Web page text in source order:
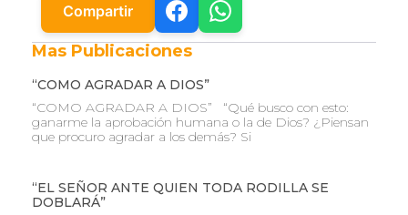
Compartir
Mas Publicaciones
“COMO AGRADAR A DIOS”
“COMO AGRADAR A DIOS” “Qué busco con esto:
ganarme la aprobación humana o la de Dios? ¿Piensan
que procuro agradar a los demás? Si
“EL SEÑOR ANTE QUIEN TODA RODILLA SE
DOBLARÁ”